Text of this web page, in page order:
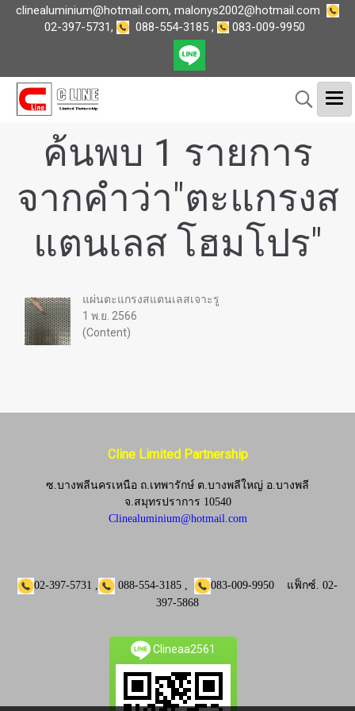
clinealuminium@hotmail.com, malonys2002@hotmail.com
02-397-5731, 088-554-3185, 083-009-9950
ค้นพบ 1 รายการ
จากคำว่า"ตะแกรงส
แตนเลส โฮมโปร"
แผ่นตะแกรงสแตนเลสเจาะรู
1 พ.ย. 2566
(Content)
Cline Limited Partnership
ซ.บางพลีนครเหนือ ถ.เทพารักษ์ ต.บางพลีใหญ่ อ.บางพลี
จ.สมุทรปราการ 10540
Clinealuminium@hotmail.com
02-397-5731 , 088-554-3185 , 083-009-9950 แฟ็กซ์. 02-
397-5868
Clineaa2561